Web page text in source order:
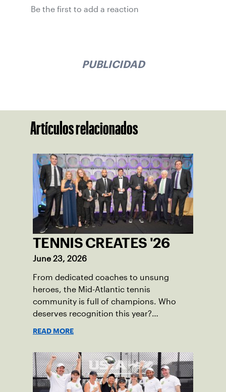
Be the first to add a reaction
PUBLICIDAD
Artículos relacionados
TENNIS CREATES '26
June 23, 2026
From dedicated coaches to unsung
heroes, the Mid-Atlantic tennis
community is full of champions. Who
deserves recognition this year?
READ MORE